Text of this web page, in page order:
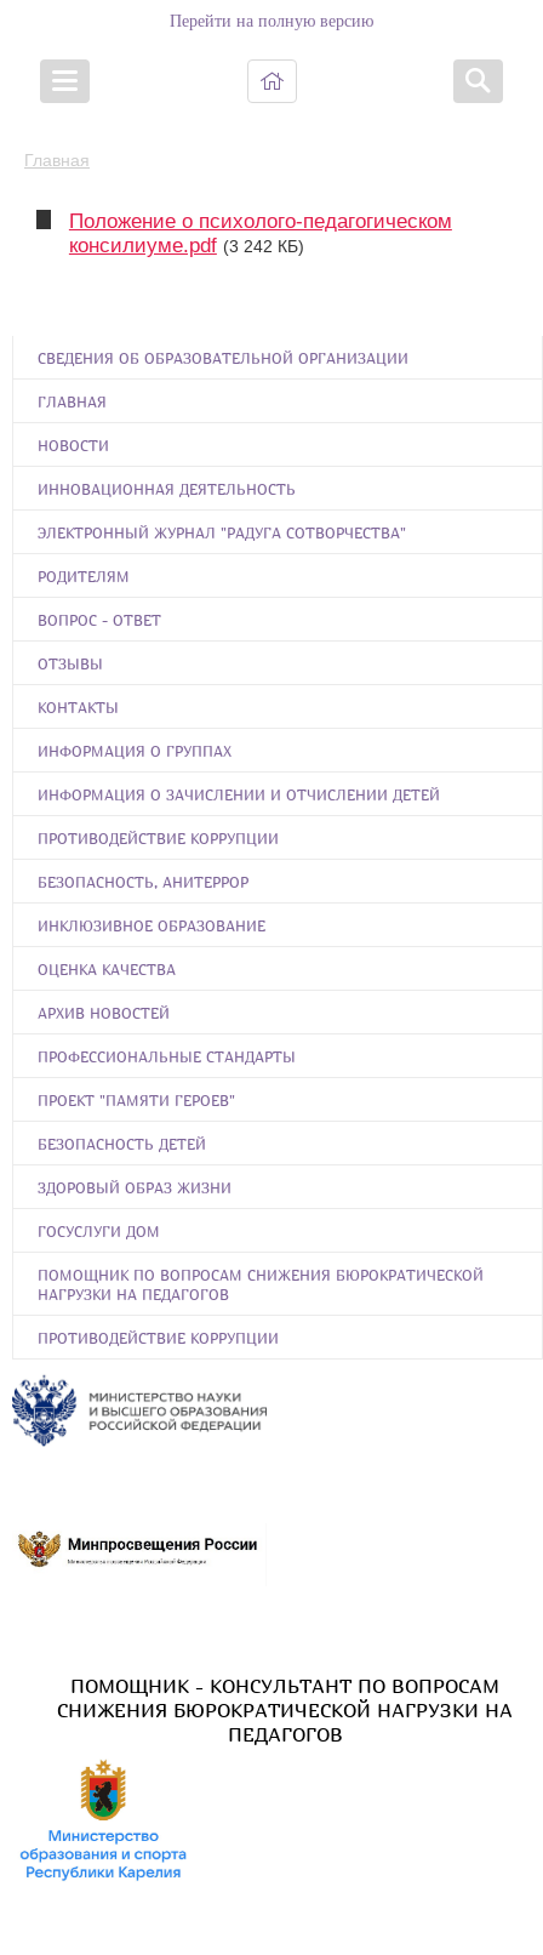
Перейти на полную версию
Главная
Положение о психолого-педагогическом
консилиуме.pdf (3 242 КБ)
СВЕДЕНИЯ ОБ ОБРАЗОВАТЕЛЬНОЙ ОРГАНИЗАЦИИ
ГЛАВНАЯ
НОВОСТИ
ИННОВАЦИОННАЯ ДЕЯТЕЛЬНОСТЬ
ЭЛЕКТРОННЫЙ ЖУРНАЛ "РАДУГА СОТВОРЧЕСТВА"
РОДИТЕЛЯМ
ВОПРОС - ОТВЕТ
ОТЗЫВЫ
КОНТАКТЫ
ИНФОРМАЦИЯ О ГРУППАХ
ИНФОРМАЦИЯ О ЗАЧИСЛЕНИИ И ОТЧИСЛЕНИИ ДЕТЕЙ
ПРОТИВОДЕЙСТВИЕ КОРРУПЦИИ
БЕЗОПАСНОСТЬ, АНИТЕРРОР
ИНКЛЮЗИВНОЕ ОБРАЗОВАНИЕ
ОЦЕНКА КАЧЕСТВА
АРХИВ НОВОСТЕЙ
ПРОФЕССИОНАЛЬНЫЕ СТАНДАРТЫ
ПРОЕКТ "ПАМЯТИ ГЕРОЕВ"
БЕЗОПАСНОСТЬ ДЕТЕЙ
ЗДОРОВЫЙ ОБРАЗ ЖИЗНИ
ГОСУСЛУГИ ДОМ
ПОМОЩНИК ПО ВОПРОСАМ СНИЖЕНИЯ БЮРОКРАТИЧЕСКОЙ
НАГРУЗКИ НА ПЕДАГОГОВ
ПРОТИВОДЕЙСТВИЕ КОРРУПЦИИ
ПОМОЩНИК - КОНСУЛЬТАНТ ПО ВОПРОСАМ
СНИЖЕНИЯ БЮРОКРАТИЧЕСКОЙ НАГРУЗКИ НА
ПЕДАГОГОВ